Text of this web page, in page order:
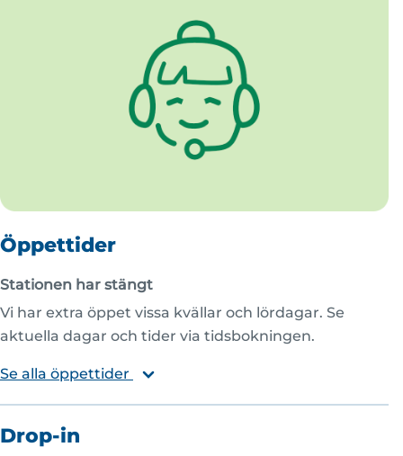
Öppettider
Stationen har stängt
Vi har extra öppet vissa kvällar och lördagar. Se
aktuella dagar och tider via tidsbokningen.
Se alla öppettider
Drop-in